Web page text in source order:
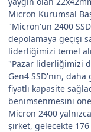
Micron Kurumsal
"Micron'un 2400
depolamaya geçişi
liderliğimizi temel
"Pazar liderliğimizi
Gen4 SSD'nin,
fiyatlı kapasite
benimsenmesini
Micron 2400
şirket, gelecekte